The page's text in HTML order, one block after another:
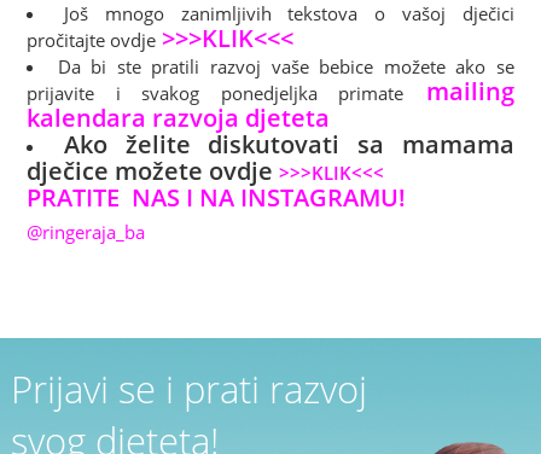
Još mnogo zanimljivih tekstova o vašoj dječici
pročitajte ovdje >>>KLIK<<<
Da bi ste pratili razvoj vaše bebice možete ako se
prijavite i svakog ponedjeljka primate
mailing
kalendara razvoja djeteta
Ako želite diskutovati sa mamama
dječice možete ovdje>>>KLIK<<<
PRATITE NAS I NA INSTAGRAMU!
@ringeraja_ba
Prijavi se i prati razvoj
svog djeteta!